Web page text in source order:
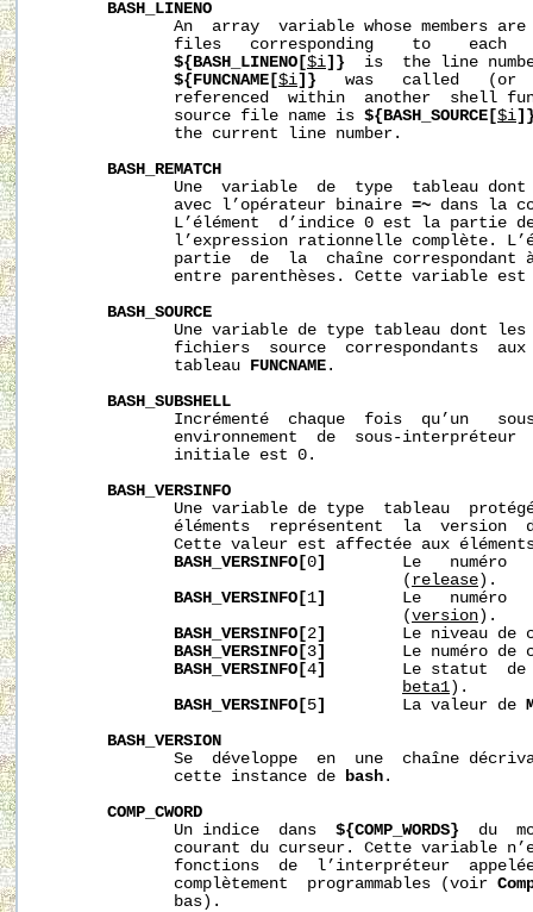
BASH_LINENO
An  array  variable whose members
files   corresponding    to
${BASH_LINENO[$i]}
is  the line
${FUNCNAME[$i]}
was   called
referenced  within  another  shell
              source file name is
${BASH_SOURCE[$i
              the current line number.
BASH_REMATCH
Une  variable  de  type  tableau
              avec l’opérateur binaire
=~ dans la
L’élément  d’indice 0 est la partie
l’expression rationnelle complète.
partie  de  la  chaîne correspondant
entre parenthèses. Cette variable est
BASH_SOURCE
Une variable de type tableau dont
fichiers  source  correspondants
              tableau
FUNCNAME .
BASH_SUBSHELL
Incrémenté  chaque  fois  qu’un
environnement  de  sous-interpréteur
              initiale est 0.
BASH_VERSINFO
Une variable de type  tableau
éléments  représentent  la  version
Cette valeur est affectée aux
BASH_VERSINFO[0]
Le   numéro
                                      (
release).
BASH_VERSINFO[1]
Le   numéro
                                      (
version).
BASH_VERSINFO[2]
Le niveau de
BASH_VERSINFO[3]
Le numéro de
BASH_VERSINFO[4]
Le statut
beta1).
BASH_VERSINFO[5]
        La valeur de
BASH_VERSION
Se  développe  en  une  chaîne
              cette instance de
bash .
COMP_CWORD
              Un indice  dans
${COMP_WORDS}
du
courant du curseur. Cette variable
fonctions  de  l’interpréteur
              complètement  programmables (voir
              bas).